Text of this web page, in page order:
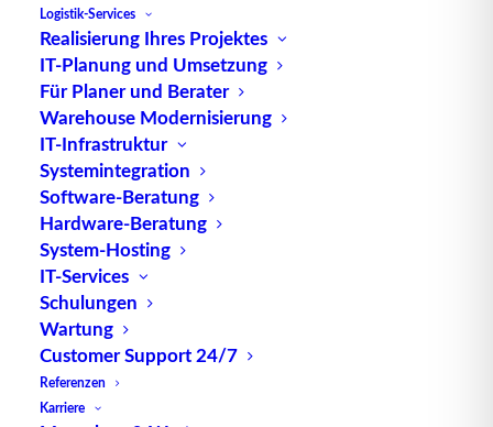
Logistik-Services
Realisierung Ihres Projektes
IT-Planung und Umsetzung
Für Planer und Berater
Warehouse Modernisierung
IT-Infrastruktur
Systemintegration
Software-Beratung
Hardware-Beratung
System-Hosting
IT-Services
Schulungen
Wartung
Customer Support 24/7
Referenzen
Karriere
TUP GmbH & Co. KG
Die kombinierbare Lagerverwaltungs-Software von
TUP, liefert dank ihrer Flexibilität immer die
effektivste Lösung und ist zudem in hohem Maße
wiederverwendbar.
Kontakt
TUP GmbH & Co. KG
Fraunhoferstraße 1